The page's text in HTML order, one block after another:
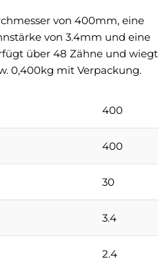
von 400mm, eine
von 3.4mm und eine
über 48 Zähne und wiegt
0,400kg mit Verpackung.
400
400
30
3.4
2.4